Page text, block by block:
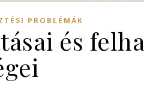
PROBLÉMÁK
és